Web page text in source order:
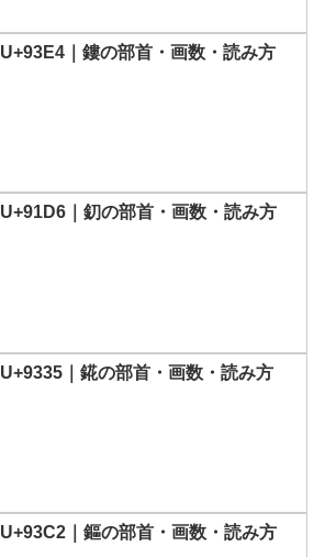
U+93E4｜鏤の部首・画数・読み方
U+91D6｜釖の部首・画数・読み方
U+9335｜錵の部首・画数・読み方
U+93C2｜鏂の部首・画数・読み方